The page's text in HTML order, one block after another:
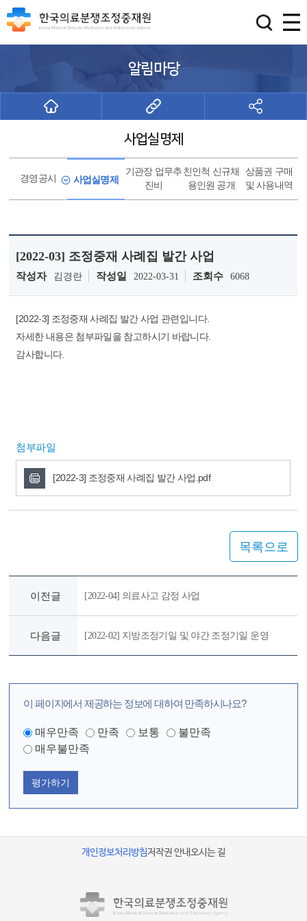
알림마당
사업실명제
경영공시 사업실명제
기관장 업무추
진비
친인척 신규채
용인원 공개
상품권 구매
및 사용내역
[2022-03] 조정중재 사례집 발간 사업
작성자 김경란 작성일 2022-03-31 조회수 6068
[2022-3] 조정중재 사례집 발간 사업 관련입니다.
자세한 내용은 첨부파일을 참고하시기 바랍니다.
감사합니다.
첨부파일
[2022-3] 조정중재 사례집 발간 사업.pdf
목록으로
이전글 [2022-04] 의료사고 감정 사업
다음글 [2022-02] 지방조정기일 및 야간 조정기일 운영
이 페이지에서 제공하는 정보에 대하여 만족하시나요?
매우만족 만족 보통
불만족
매우불만족
평가하기
개인정보처리방침저작권 안내오시는 길